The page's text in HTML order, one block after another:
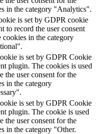
in the category "Analytics".
is set by GDPR cookie
to record the user consent
cookies in the category
is set by GDPR Cookie
plugin. The cookies is used
the user consent for the
in the category
is set by GDPR Cookie
plugin. The cookie is used
the user consent for the
in the category "Other.